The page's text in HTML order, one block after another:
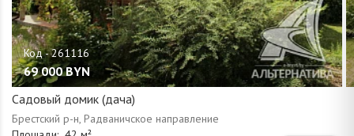
69 000 BYN
Садовый домик (дача)